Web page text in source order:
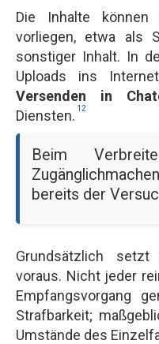
Die Inhalte können
vorliegen, etwa als
sonstiger Inhalt. In
Uploads ins
Versenden in
Diensten. 12
Beim
bereits der
Grundsätzlich
voraus. Nicht jeder
Empfangsvorgang
Strafbarkeit;
Umstände des